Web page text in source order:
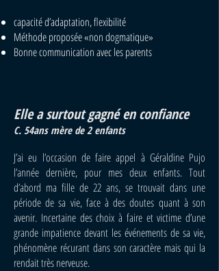
capacité d’adaptation, flexibilité
Méthode proposée «non dogmatique»
Bonne communication avec les parents
Elle a surtout gagné en confiance
C. 54ans mère de 2 enfants
J’ai eu l’occasion de faire appel à Géraldine Pujo
l’année dernière, pour mes deux enfants. Tout
d’abord ma fille de 22 ans, se trouvait dans une
période de sa vie, face à des doutes quant à son
avenir. Incertaine des choix à faire et victime d’une
grande impatience devant les événements de sa vie,
phénomène récurant dans son caractère mais qui la
rendait très nerveuse.